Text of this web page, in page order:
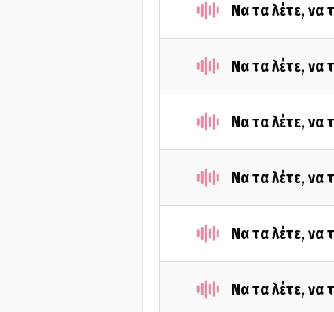
Να τα λέτε,
Να τα λέτε,
Να τα λέτε,
Να τα λέτε,
Να τα λέτε, να
Να τα λέτε,